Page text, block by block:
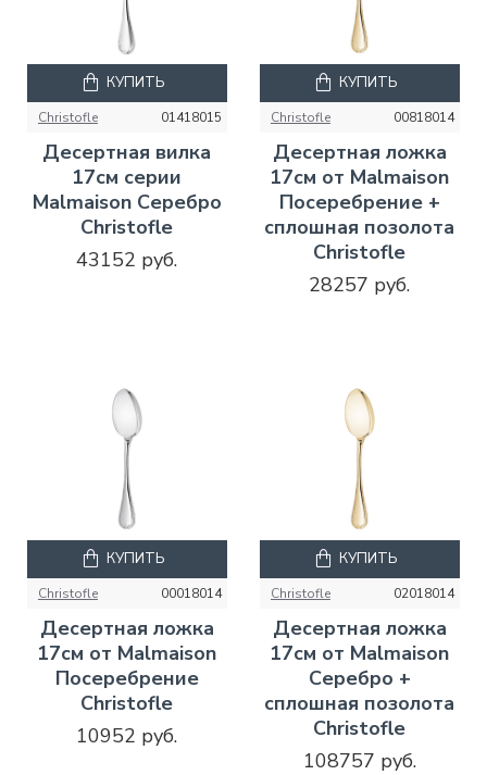
Christofle 01418015
Десертная вилка
17см серии
Malmaison Серебро
Christofle
43152 руб.
КУПИТЬ
Christofle 00818014
Десертная ложка
17см от Malmaison
Посеребрение +
сплошная позолота
Christofle
28257 руб.
КУПИТЬ
Christofle 00018014
Десертная ложка
17см от Malmaison
Посеребрение
Christofle
10952 руб.
КУПИТЬ
Christofle 02018014
Десертная ложка
17см от Malmaison
Серебро +
сплошная позолота
Christofle
108757 руб.
КУПИТЬ